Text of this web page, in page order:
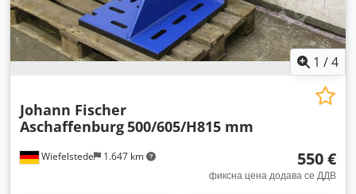
1 /4
Wiefelstede 1.647 km
Johann Fischer
Aschaffenburg500/605/H815 mm
550 €
фиксна цена додава се ДДВ